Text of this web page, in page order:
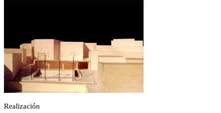
Realización